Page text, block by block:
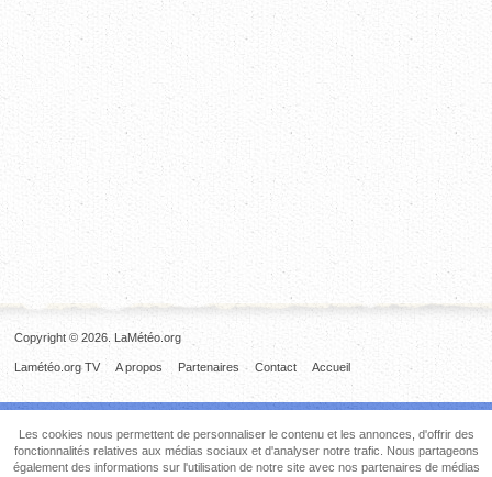
Copyright © 2026. LaMétéo.org
Accueil
Contact
Partenaires
A propos
Lamétéo.org TV
Les cookies nous permettent de personnaliser le contenu et les annonces, d'offrir des
fonctionnalités relatives aux médias sociaux et d'analyser notre trafic. Nous partageons
également des informations sur l'utilisation de notre site avec nos partenaires de médias